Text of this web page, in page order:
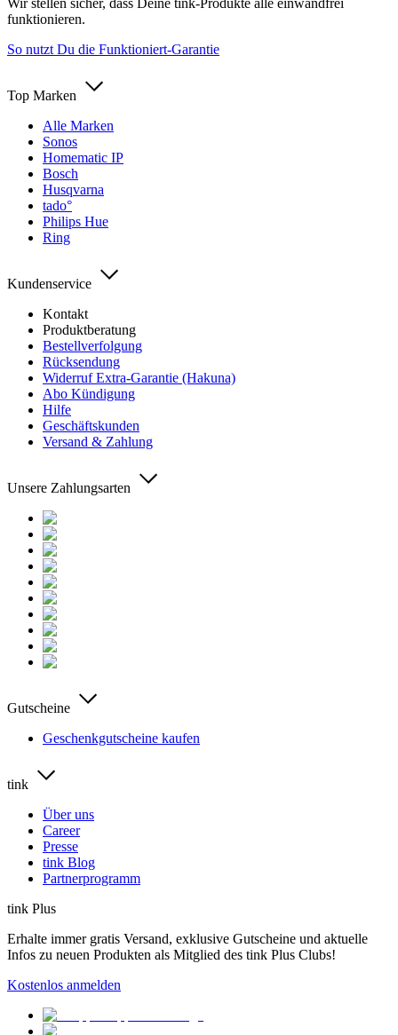
Wir stellen sicher, dass Deine tink-Produkte alle einwandfrei
funktionieren.
So nutzt Du die Funktioniert-Garantie
Top Marken
Alle Marken
Sonos
Homematic IP
Bosch
Husqvarna
tado°
Philips Hue
Ring
Kundenservice
Kontakt
Produktberatung
Bestellverfolgung
Rücksendung
Widerruf Extra-Garantie (Hakuna)
Abo Kündigung
Hilfe
Geschäftskunden
Versand & Zahlung
Unsere Zahlungsarten
Gutscheine
Geschenkgutscheine kaufen
tink
Über uns
Career
Presse
tink Blog
Partnerprogramm
tink Plus
Erhalte immer gratis Versand, exklusive Gutscheine und aktuelle
Infos zu neuen Produkten als Mitglied des tink Plus Clubs!
Kostenlos anmelden